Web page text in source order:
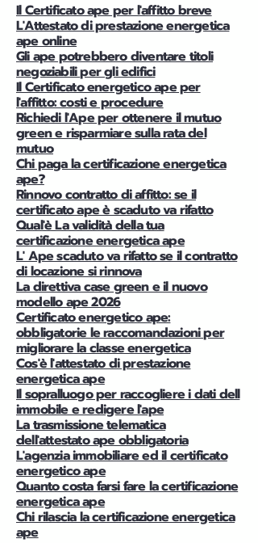
Il Certificato ape per l'affitto breve
L'Attestato di prestazione energetica
ape online
Gli ape potrebbero diventare titoli
negoziabili per gli edifici
Il Certificato energetico ape per
l'affitto: costi e procedure
Richiedi l'Ape per ottenere il mutuo
green e risparmiare sulla rata del
mutuo
Chi paga la certificazione energetica
ape?
Rinnovo contratto di affitto: se il
certificato ape è scaduto va rifatto
Qual'è La validità della tua
certificazione energetica ape
L' Ape scaduto va rifatto se il contratto
di locazione si rinnova
La direttiva case green e il nuovo
modello ape 2026
Certificato energetico ape:
obbligatorie le raccomandazioni per
migliorare la classe energetica
Cos'è l'attestato di prestazione
energetica ape
Il sopralluogo per raccogliere i dati dell
immobile e redigere l'ape
La trasmissione telematica
dell'attestato ape obbligatoria
L'agenzia immobiliare ed il certificato
energetico ape
Quanto costa farsi fare la certificazione
energetica ape
Chi rilascia la certificazione energetica
ape